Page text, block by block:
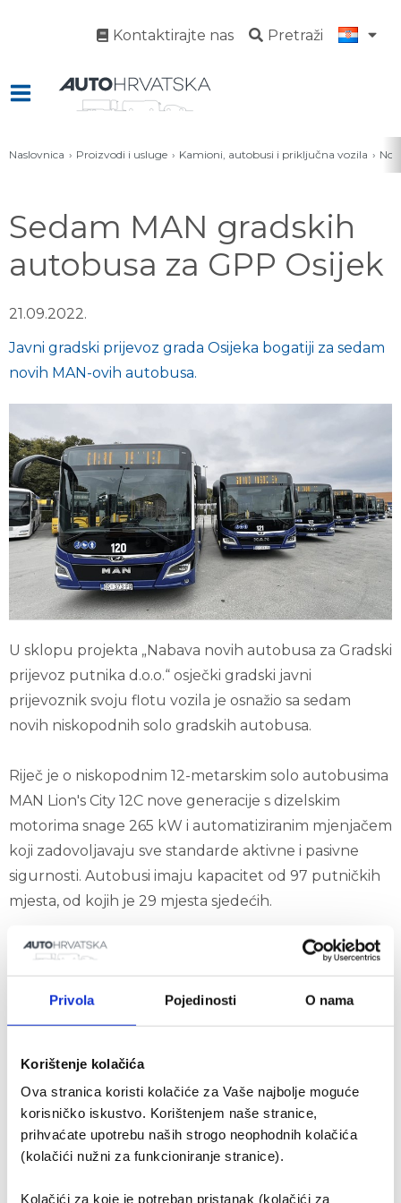
Privola Pojedinosti O nama
Korištenje kolačića
Ova stranica koristi kolačiće za Vaše najbolje moguće
korisničko iskustvo. Korištenjem naše stranice,
prihvaćate upotrebu naših strogo neophodnih kolačića
(kolačići nužni za funkcioniranje stranice).
Kolačići za koje je potreban pristanak (kolačići za
Kontaktirajte nas Pretraži
Naslovnica Proizvodi i usluge Kamioni, autobusi i priključna vozila
Sedam MAN gradskih
autobusa za GPP Osijek
21.09.2022.
Javni gradski prijevoz grada Osijeka bogatiji za sedam
novih MAN-ovih autobusa.
U sklopu projekta „Nabava novih autobusa za Gradski
prijevoz putnika d.o.o.“ osječki gradski javni
prijevoznik svoju flotu vozila je osnažio sa sedam
novih niskopodnih solo gradskih autobusa.
Riječ je o niskopodnim 12-metarskim solo autobusima
MAN Lion's City 12C nove generacije s dizelskim
motorima snage 265 kW i automatiziranim mjenjačem
koji zadovoljavaju sve standarde aktivne i pasivne
sigurnosti. Autobusi imaju kapacitet od 97 putničkih
mjesta, od kojih je 29 mjesta sjedećih.
Autobusi će osiguravati brz, siguran, udoban te
ekološki prihvatljiv prijevoz po osječkim ulicama.
Korisni linkovi